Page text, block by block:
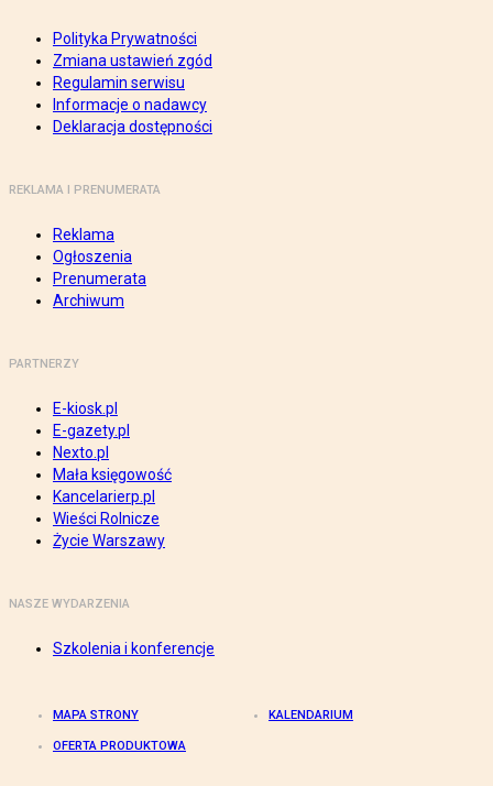
Polityka Prywatności
Zmiana ustawień zgód
Regulamin serwisu
Informacje o nadawcy
Deklaracja dostępności
REKLAMA I PRENUMERATA
Reklama
Ogłoszenia
Prenumerata
Archiwum
PARTNERZY
E-kiosk.pl
E-gazety.pl
Nexto.pl
Mała księgowość
Kancelarierp.pl
Wieści Rolnicze
Życie Warszawy
NASZE WYDARZENIA
Szkolenia i konferencje
MAPA STRONY KALENDARIUM
OFERTA PRODUKTOWA